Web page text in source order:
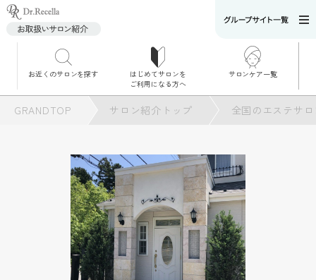
お近くのサロンを探す
はじめてサロンを
ご利用になる方へ
サロンケア一覧
ュー
施術別で探す
お悩み別で探す
角質ケア｜ポレーシ
毛穴洗浄
GRANDTOP サロン紹介トップ 全国のエステサ